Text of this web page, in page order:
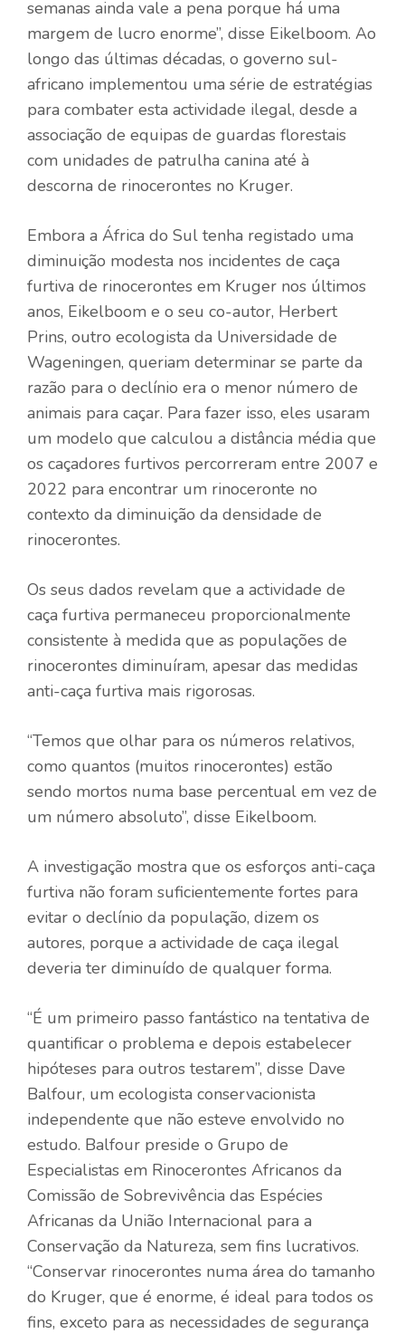
semanas ainda vale a pena porque há uma
margem de lucro enorme”, disse Eikelboom. Ao
longo das últimas décadas, o governo sul-
africano implementou uma série de estratégias
para combater esta actividade ilegal, desde a
associação de equipas de guardas florestais
com unidades de patrulha canina até à
descorna de rinocerontes no Kruger.
Embora a África do Sul tenha registado uma
diminuição modesta nos incidentes de caça
furtiva de rinocerontes em Kruger nos últimos
anos, Eikelboom e o seu co-autor, Herbert
Prins, outro ecologista da Universidade de
Wageningen, queriam determinar se parte da
razão para o declínio era o menor número de
animais para caçar. Para fazer isso, eles usaram
um modelo que calculou a distância média que
os caçadores furtivos percorreram entre 2007 e
2022 para encontrar um rinoceronte no
contexto da diminuição da densidade de
rinocerontes.
Os seus dados revelam que a actividade de
caça furtiva permaneceu proporcionalmente
consistente à medida que as populações de
rinocerontes diminuíram, apesar das medidas
anti-caça furtiva mais rigorosas.
“Temos que olhar para os números relativos,
como quantos (muitos rinocerontes) estão
sendo mortos numa base percentual em vez de
um número absoluto”, disse Eikelboom.
A investigação mostra que os esforços anti-caça
furtiva não foram suficientemente fortes para
evitar o declínio da população, dizem os
autores, porque a actividade de caça ilegal
deveria ter diminuído de qualquer forma.
“É um primeiro passo fantástico na tentativa de
quantificar o problema e depois estabelecer
hipóteses para outros testarem”, disse Dave
Balfour, um ecologista conservacionista
independente que não esteve envolvido no
estudo. Balfour preside o Grupo de
Especialistas em Rinocerontes Africanos da
Comissão de Sobrevivência das Espécies
Africanas da União Internacional para a
Conservação da Natureza, sem fins lucrativos.
“Conservar rinocerontes numa área do tamanho
do Kruger, que é enorme, é ideal para todos os
fins, exceto para as necessidades de segurança